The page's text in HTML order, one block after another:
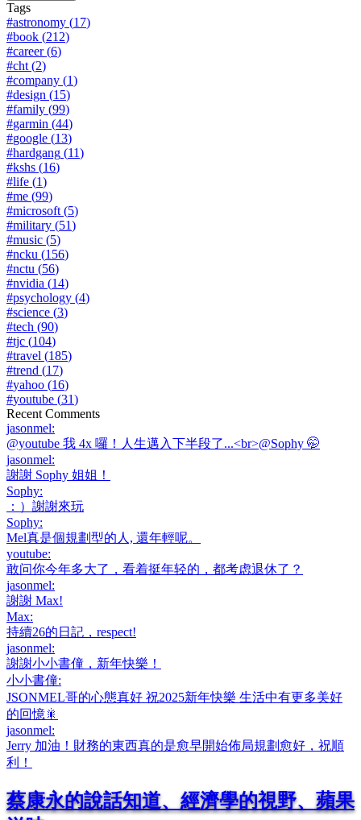
Tags
#astronomy (17)
#book (212)
#career(6)
#cht (2)
#company (1)
#design (15)
#family (99)
#garmin (44)
#google (13)
#hardgang (11)
#kshs (16)
#life (1)
#me (99)
#microsoft (5)
#military (51)
#music (5)
#ncku (156)
#nctu (56)
#nvidia (14)
#psychology (4)
#science (3)
#tech (90)
#tjc (104)
#travel (185)
#trend (17)
#yahoo (16)
#youtube (31)
Recent Comments
jasonmel:
@youtube 我 4x 囉！人生邁入下半段了...<br>@Sophy 🤭
jasonmel:
謝謝 Sophy 姐姐！
Sophy:
：）謝謝來玩
Sophy:
Mel真是個規劃型的人, 還年輕呢。
youtube:
敢问你今年多大了，看着挺年轻的，都考虑退休了？
jasonmel:
謝謝 Max!
Max:
持續26的日記，respect!
jasonmel:
謝謝小小書僮，新年快樂！
小小書僮:
JSONMEL哥的心態真好 祝2025新年快樂 生活中有更多美好
的回憶🎇
jasonmel:
Jerry 加油！財務的東西真的是愈早開始佈局規劃愈好，祝順
利！
蔡康永的說話知道、經濟學的視野、蘋果